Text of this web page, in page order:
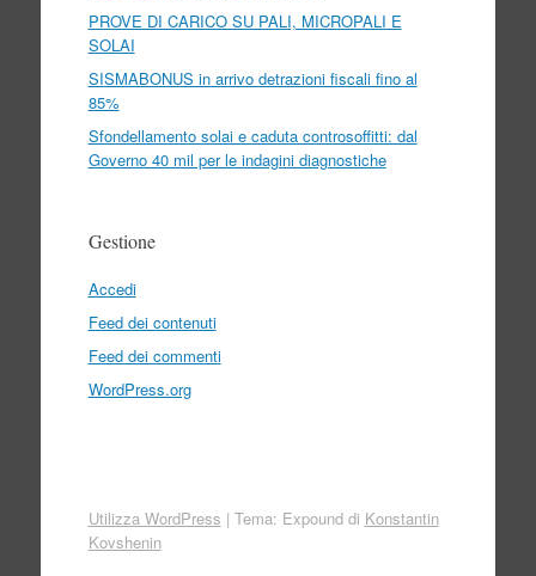
PROVE DI CARICO SU PALI, MICROPALI E
SOLAI
SISMABONUS in arrivo detrazioni fiscali fino al
85%
Sfondellamento solai e caduta controsoffitti: dal
Governo 40 mil per le indagini diagnostiche
Gestione
Accedi
Feed dei contenuti
Feed dei commenti
WordPress.org
Utilizza WordPress | Tema: Expound di Konstantin
Kovshenin